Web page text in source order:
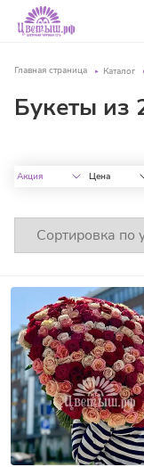
Главная страница Каталог
Букеты из
Цена
Акция